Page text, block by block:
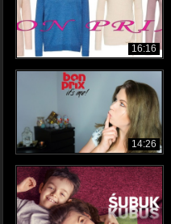
16:16
14:26